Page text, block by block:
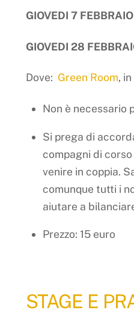
GIOVEDI 7
GIOVEDI 28
Dove: Green Room,
Non è necessario
Si prega di
compagni di
venire in coppia.
comunque tutti i
aiutare a
Prezzo: 15 euro
STAGE E